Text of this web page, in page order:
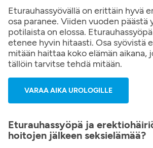
Eturauhassyövällä on erittäin hyvä
osa paranee. Viiden vuoden
potilaista on elossa.
etenee hyvin hitaasti. Osa syövistä
mitään haittaa koko elämän aikana,
tällöin tarvitse tehdä mitään.
VARAA AIKA UROLOGILLE
Eturauhassyöpä ja
hoitojen jälkeen seksielämää?